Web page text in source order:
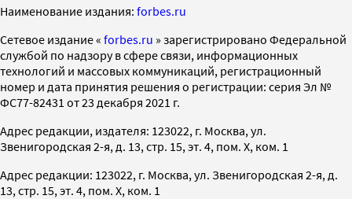
Наименование издания: forbes.ru
Cетевое издание « forbes.ru » зарегистрировано Федеральной
службой по надзору в сфере связи, информационных
технологий и массовых коммуникаций, регистрационный
номер и дата принятия решения о регистрации: серия Эл №
ФС77-82431 от 23 декабря 2021 г.
Адрес редакции, издателя: 123022, г. Москва, ул.
Звенигородская 2-я, д. 13, стр. 15, эт. 4, пом. X, ком. 1
Адрес редакции: 123022, г. Москва, ул. Звенигородская 2-я, д.
13, стр. 15, эт. 4, пом. X, ком. 1